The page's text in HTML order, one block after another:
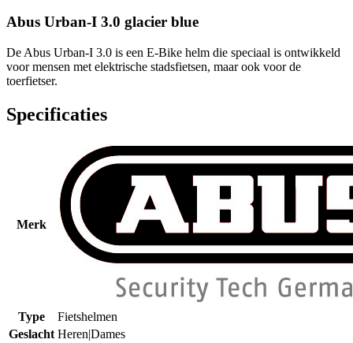
Abus Urban-I 3.0 glacier blue
De Abus Urban-I 3.0 is een E-Bike helm die speciaal is ontwikkeld
voor mensen met elektrische stadsfietsen, maar ook voor de
toerfietser.
Specificaties
Merk
Type
Fietshelmen
Geslacht Heren|Dames